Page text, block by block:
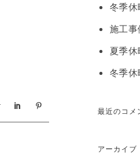
冬季休
施工事
夏季休
冬季休
最近のコメ
アーカイブ